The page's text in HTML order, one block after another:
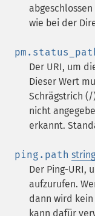
wie bei der
Der URI, um
Dieser Wert
Schrägstrich
nicht
erkannt.
ping.path string
Der Ping-URI,
aufzurufen.
dann wird kein
kann dafür